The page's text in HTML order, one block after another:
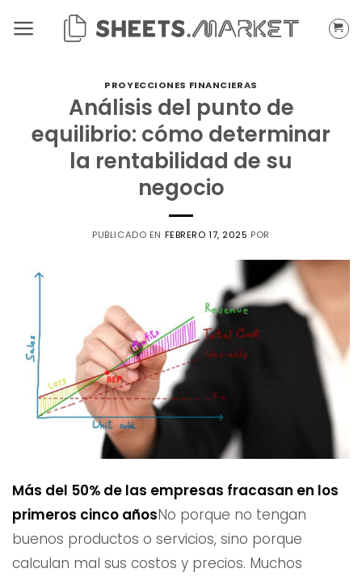
PROYECCIONES FINANCIERAS
Análisis del punto de
equilibrio: cómo determinar
la rentabilidad de su
negocio
PUBLICADO EN FEBRERO 17, 2025 POR
Más del 50% de las empresas fracasan en los
primeros cinco añosNo porque no tengan
buenos productos o servicios, sino porque
calculan mal sus costos y precios. Muchos